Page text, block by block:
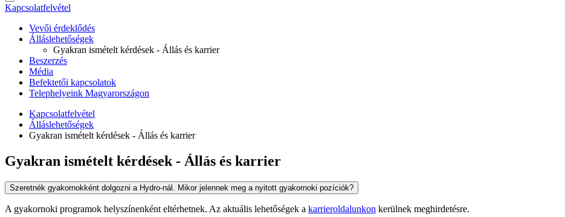
Kapcsolatfelvétel
Vevői érdeklődés
Álláslehetőségek
Gyakran ismételt kérdések - Állás és karrier
Beszerzés
Média
Befektetői kapcsolatok
Telephelyeink Magyarországon
Kapcsolatfelvétel
Álláslehetőségek
Gyakran ismételt kérdések - Állás és karrier
Gyakran ismételt kérdések - Állás és karrier
Szeretnék gyakornokként dolgozni a Hydro-nál. Mikor jelennek meg a nyitott gyakornoki pozíciók?
A gyakornoki programok helyszínenként eltérhetnek. Az aktuális lehetőségek a karrieroldalunkon kerülnek meghirdetésre.